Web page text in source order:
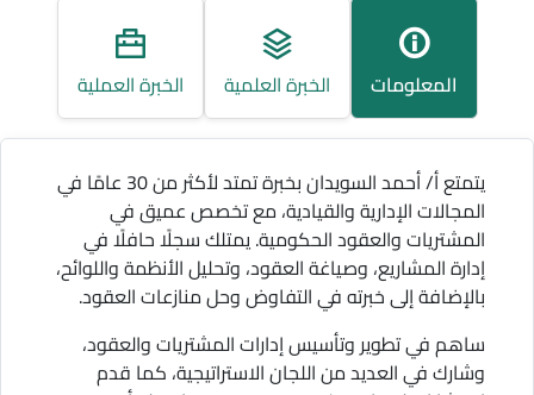
المعلومات الخبرة العلمية الخبرة العملية
يتمتع أ/ أحمد السويدان بخبرة تمتد لأكثر من 30 عامًا في
المجالات الإدارية والقيادية، مع تخصص عميق في
المشتريات والعقود الحكومية. يمتلك سجلًا حافلًا في
إدارة المشاريع، وصياغة العقود، وتحليل الأنظمة واللوائح،
بالإضافة إلى خبرته في التفاوض وحل منازعات العقود.
ساهم في تطوير وتأسيس إدارات المشتريات والعقود،
وشارك في العديد من اللجان الاستراتيجية، كما قدم